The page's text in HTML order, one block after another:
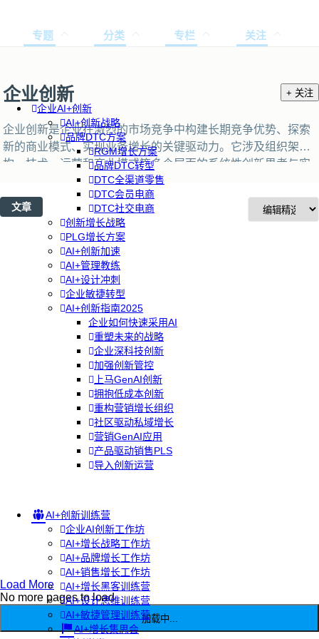
企业AI+创新
AI+创新战略
品牌DTC方案
RGM增长方案
品牌DTC转型
DTC全渠道零售
DTC会员电商
DTC社交电商
创新增长战略
PLG增长方案
AI+创新加速
AI+管理教练
AI+设计冲刺
企业敏捷转型
AI+创新指南2025
企业如何快速采用AI
重塑未来的战略
企业深科技创新
加强创新管控
上马GenAI创新
拥抱低成本创新
重构营销增长组织
社区驱动私域增长
营销GenAI应用
产品驱动销售PLS
导入创新运营
AI+创新训练营
企业AI创新工作坊
AI+增长战略工作坊
AI+品牌增长工作坊
AI+销售增长工作坊
AI+增长黑客训练营
AI+设计思维训练营
AI+敏捷管理训练营
AI+增长集思会
专题 分类 专栏 关注
企业创新 + 关注
企业创新是企业在激烈的市场竞争中构建长期竞争优势、探索
新的商业模式、实现业务增长的关键驱动力。它涉及组织架
构、技术、运营和商业模式等多个层面的系统性创新思考与实
践，要求企业全面审视并调整其整体战略与发展路径。通过深
入分析各种企业创新案例，包含精益创新、创新孵化器、数字
化转型和AI赋能应用，为企业和中高层管理者提炼出一套行之
有效的创新指引。
文章
Load More
No more pages to load
加载中...